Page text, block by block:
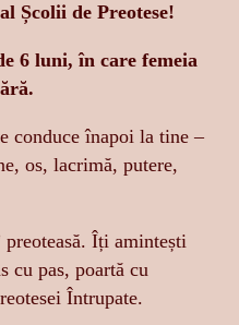
Școlii de Preotese!
6 luni, în care femeia
conduce înapoi la tine –
os, lacrimă, putere,
Îți amintești
cu pas, poartă cu
Întrupate.